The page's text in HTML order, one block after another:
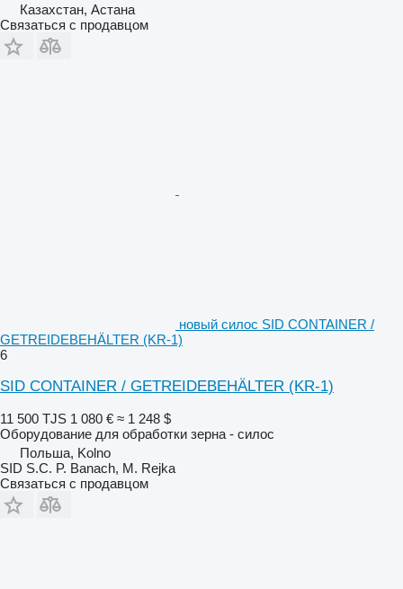
Казахстан, Астана
Связаться с продавцом
новый силос SID CONTAINER /
GETREIDEBEHÄLTER (KR-1)
6
SID CONTAINER / GETREIDEBEHÄLTER (KR-1)
11 500 TJS 1 080 € ≈ 1 248 $
Оборудование для обработки зерна - силос
Польша, Kolno
SID S.C. P. Banach, M. Rejka
Связаться с продавцом